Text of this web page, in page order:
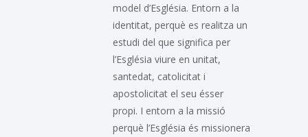
model d’Església. Entorn a la
identitat, perquè es realitza un
estudi del que significa per
l’Església viure en unitat,
santedat, catolicitat i
apostolicitat el seu ésser
propi. I entorn a la missió
perquè l’Església és missionera